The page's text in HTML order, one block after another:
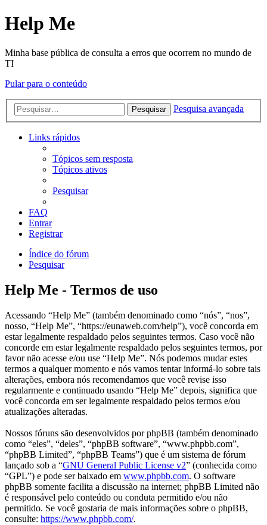
Help Me
Minha base pública de consulta a erros que ocorrem no mundo de
TI
Pular para o conteúdo
Pesquisar Pesquisa avançada
Links rápidos
Tópicos sem resposta
Tópicos ativos
Pesquisar
FAQ
Entrar
Registrar
Índice do fórum
Pesquisar
Help Me - Termos de uso
Acessando “Help Me” (também denominado como “nós”, “nos”,
nosso, “Help Me”, “https://eunaweb.com/help”), você concorda em
estar legalmente respaldado pelos seguintes termos. Caso você não
concorde em estar legalmente respaldado pelos seguintes termos, por
favor não acesse e/ou use “Help Me”. Nós podemos mudar estes
termos a qualquer momento e nós vamos tentar informá-lo sobre tais
alterações, embora nós recomendamos que você revise isso
regularmente e continuado usando “Help Me” depois, significa que
você concorda em ser legalmente respaldado pelos termos e/ou
atualizações alteradas.
Nossos fóruns são desenvolvidos por phpBB (também denominado
como “eles”, “deles”, “phpBB software”, “www.phpbb.com”,
“phpBB Limited”, “phpBB Teams”) que é um sistema de fórum
lançado sob a “GNU General Public License v2” (conhecida como
“GPL”) e pode ser baixado em www.phpbb.com. O software
phpBB somente facilita a discussão na internet; phpBB Limited não
é responsável pelo conteúdo ou conduta permitido e/ou não
permitido. Se você gostaria de mais informações sobre o phpBB,
consulte: https://www.phpbb.com/.